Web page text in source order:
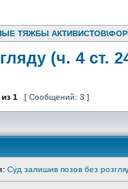
ТЯЖБЫ
(ч. 4 ст.
из 1 [ Сообщений: 3 ]
Суд залишив позов без